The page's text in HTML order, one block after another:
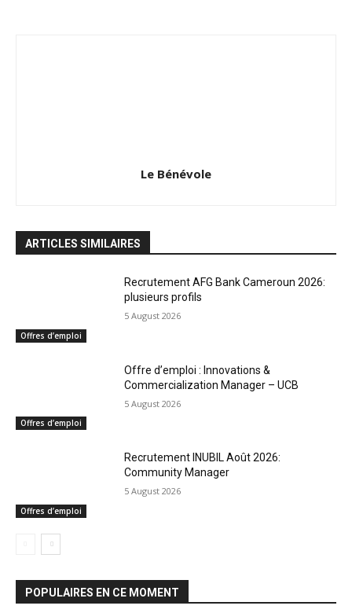
Le Bénévole
ARTICLES SIMILAIRES
Offres d’emploi
Recrutement AFG Bank Cameroun 2026:
plusieurs profils
5 August 2026
Offres d’emploi
Offre d’emploi : Innovations &
Commercialization Manager – UCB
5 August 2026
Offres d’emploi
Recrutement INUBIL Août 2026:
Community Manager
5 August 2026
POPULAIRES EN CE MOMENT